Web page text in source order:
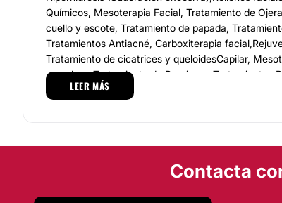
Químicos, Mesoterapia Facial, Tratamiento de
cuello y escote, Tratamiento de papada,
Tratamientos Antiacné, Carboxiterapia
Tratamiento de cicatrices y queloidesCapilar,
manchas, Tratamiento de Bruxismo, Tratamientos
Antes de iniciar se realiza una valoración para
se desempeña de manera correcta ante cada una
LEER MÁS
Contacta